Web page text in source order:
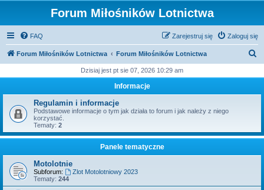
Forum Miłośników Lotnictwa
FAQ Zaloguj się
Zarejestruj się
Forum Miłośników Lotnictwa Forum Miłośników Lotnictwa
k
Dzisiaj jest pt sie 07, 2026 10:29 am
Informacje
Regulamin i informacje
Podstawowe informacje o tym jak działa to forum i jak należy z niego
korzystać.
Tematy: 2
Panele tematyczne
Motolotnie
Subforum:
Zlot Motolotniowy 2023
Tematy: 244